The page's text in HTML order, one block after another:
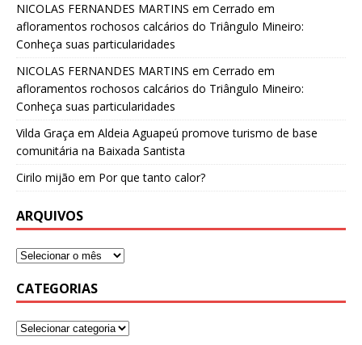
NICOLAS FERNANDES MARTINS em Cerrado em
afloramentos rochosos calcários do Triângulo Mineiro:
Conheça suas particularidades
NICOLAS FERNANDES MARTINS em Cerrado em
afloramentos rochosos calcários do Triângulo Mineiro:
Conheça suas particularidades
Vilda Graça em Aldeia Aguapeú promove turismo de base
comunitária na Baixada Santista
Cirilo mijão em Por que tanto calor?
ARQUIVOS
CATEGORIAS